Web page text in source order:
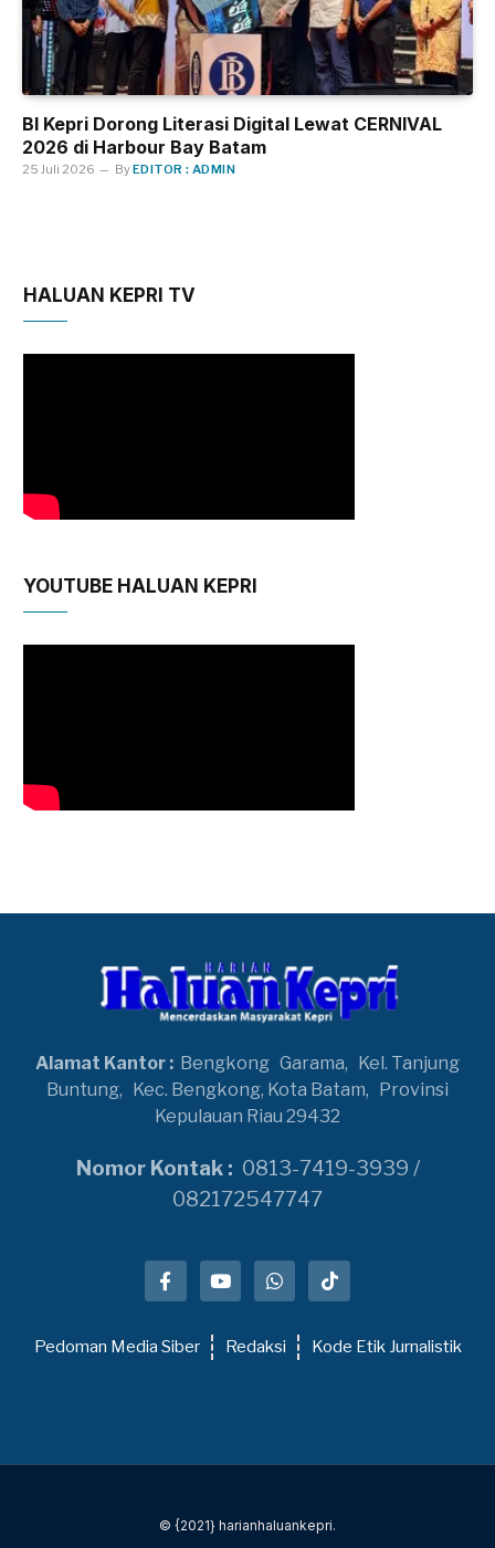
BI Kepri Dorong Literasi Digital Lewat CERNIVAL
2026 di Harbour Bay Batam
25 Juli 2026 ByEDITOR : ADMIN
HALUAN KEPRI TV
YOUTUBE HALUAN KEPRI
Alamat Kantor : Bengkong Garama, Kel. Tanjung
Buntung, Kec. Bengkong, Kota Batam, Provinsi
Kepulauan Riau 29432
Nomor Kontak : 0813-7419-3939 /
082172547747
Pedoman Media Siber Redaksi Kode Etik Jurnalistik
© {2021} harianhaluankepri.